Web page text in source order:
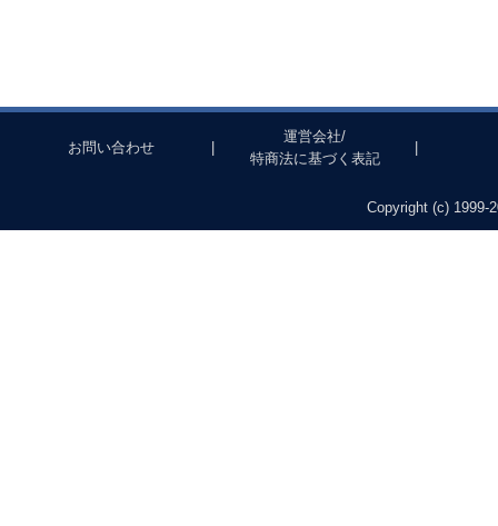
お問い合わせ
運営会社/
特商法に基づく表記
Copyright (c) 1999-